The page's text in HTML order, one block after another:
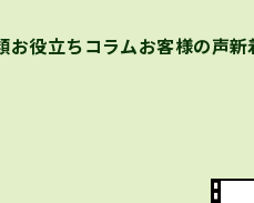
お役立ちコラムお客様の声新